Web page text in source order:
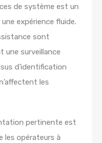
de système est un
expérience fluide.
sont
une surveillance
d’identification
les
pertinente est
les opérateurs à